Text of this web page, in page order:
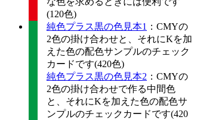
(120色)
純色プラス黒の色見本1 ：CMYの
2色の掛け合わせと、それにKを加
えた色の配色サンプルのチェック
カードです(420色)
純色プラス黒の色見本2 ：CMYの
2色の掛け合わせで作る中間色
と、それにKを加えた色の配色サ
ンプルのチェックカードです(420